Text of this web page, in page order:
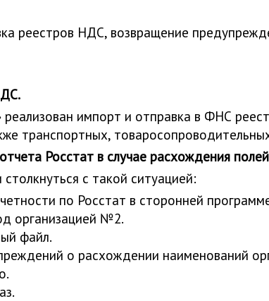
реестров НДС, возвращение
реализован импорт и отправка в ФНС
транспортных,
Росстат в случае расхождения
с такой ситуацией:
по Росстат в сторонней
организацией №2.
файл.
о расхождении наименований